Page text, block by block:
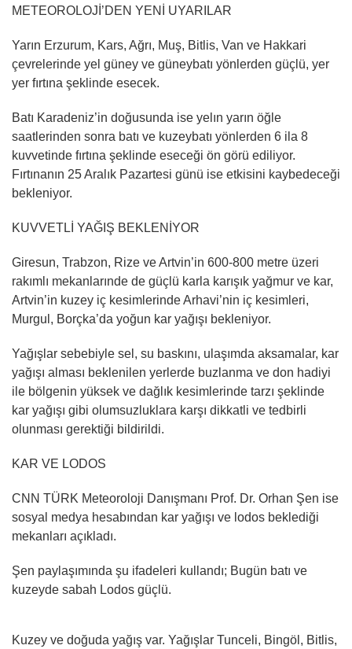
METEOROLOJİ’DEN YENİ UYARILAR
Yarın Erzurum, Kars, Ağrı, Muş, Bitlis, Van ve Hakkari
çevrelerinde yel güney ve güneybatı yönlerden güçlü, yer
yer fırtına şeklinde esecek.
Batı Karadeniz’in doğusunda ise yelın yarın öğle
saatlerinden sonra batı ve kuzeybatı yönlerden 6 ila 8
kuvvetinde fırtına şeklinde eseceği ön görü ediliyor.
Fırtınanın 25 Aralık Pazartesi günü ise etkisini kaybedeceği
bekleniyor.
KUVVETLİ YAĞIŞ BEKLENİYOR
Giresun, Trabzon, Rize ve Artvin’in 600-800 metre üzeri
rakımlı mekanlarınde de güçlü karla karışık yağmur ve kar,
Artvin’in kuzey iç kesimlerinde Arhavi’nin iç kesimleri,
Murgul, Borçka’da yoğun kar yağışı bekleniyor.
Yağışlar sebebiyle sel, su baskını, ulaşımda aksamalar, kar
yağışı alması beklenilen yerlerde buzlanma ve don hadiyi
ile bölgenin yüksek ve dağlık kesimlerinde tarzı şeklinde
kar yağışı gibi olumsuzluklara karşı dikkatli ve tedbirli
olunması gerektiği bildirildi.
KAR VE LODOS
CNN TÜRK Meteoroloji Danışmanı Prof. Dr. Orhan Şen ise
sosyal medya hesabından kar yağışı ve lodos beklediği
mekanları açıkladı.
Şen paylaşımında şu ifadeleri kullandı; Bugün batı ve
kuzeyde sabah Lodos güçlü.
Kuzey ve doğuda yağış var. Yağışlar Tunceli, Bingöl, Bitlis,